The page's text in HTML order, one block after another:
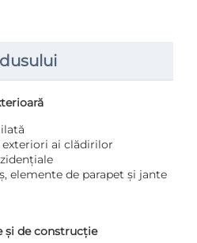
ai clădirilor
elemente de parapet și jante
și de construcție